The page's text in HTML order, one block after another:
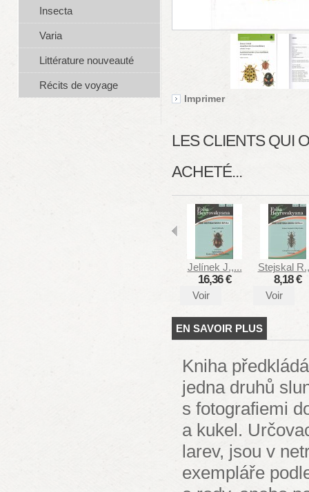
Imprimer
LES CLIENTS QUI
ACHETÉ...
Jelínek J.,...
16,36 €
Voir
Stejskal
8,18 €
Voir
EN SAVOIR PLUS
Kniha
jedna druhů
s fotografiemi
a kukel.
larev, jsou v
exempláře
Insecta
Varia
Littérature nouveauté
Récits de voyage